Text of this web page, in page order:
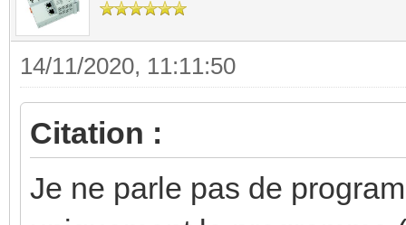
14/11/2020, 11:11:50
Citation :
Je ne parle pas de